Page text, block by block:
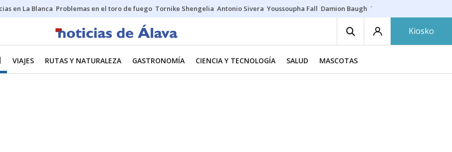
en La Blanca Problemas en el toro de fuego Tornike Shengelia Antonio Sivera Youssoupha Fall Damion Baugh Toro de fuego
Kiosko
VIAJES RUTAS Y NATURALEZA GASTRONOMÍA CIENCIA Y TECNOLOGÍA SALUD MASCOTAS